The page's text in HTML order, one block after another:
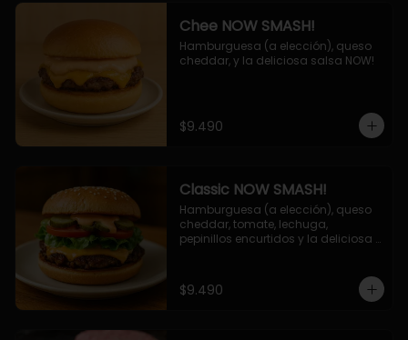
Chee NOW SMASH!
Hamburguesa (a elección), queso
cheddar, y la deliciosa salsa NOW!
$9.490
Classic NOW SMASH!
Hamburguesa (a elección), queso
cheddar, tomate, lechuga,
pepinillos encurtidos y la deliciosa
$9.490